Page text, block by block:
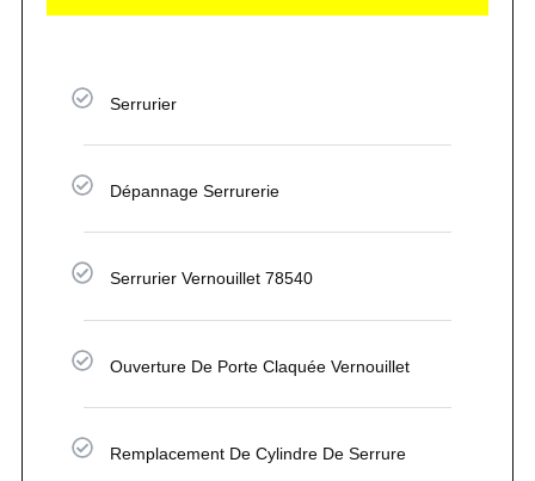
Serrurier
Dépannage Serrurerie
Serrurier Vernouillet 78540
Ouverture De Porte Claquée Vernouillet
Remplacement De Cylindre De Serrure